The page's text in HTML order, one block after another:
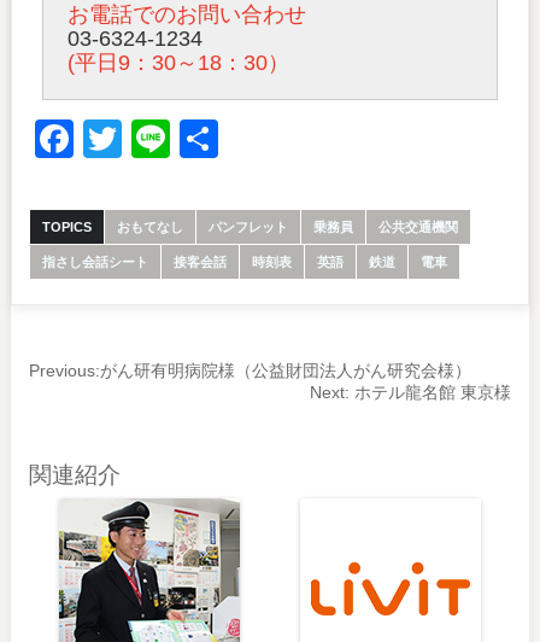
お電話でのお問い合わせ
03-6324-1234
(平日9：30～18：30）
Facebook
Twitter
Line共
TOPICS おもてなし パンフレット 乗務員 公共交通機関
指さし会話シート 接客会話 時刻表 英語 鉄道 電車
Previous:がん研有明病院様（公益財団法人がん研究会様）
Next:ホテル龍名館 東京様
関連紹介